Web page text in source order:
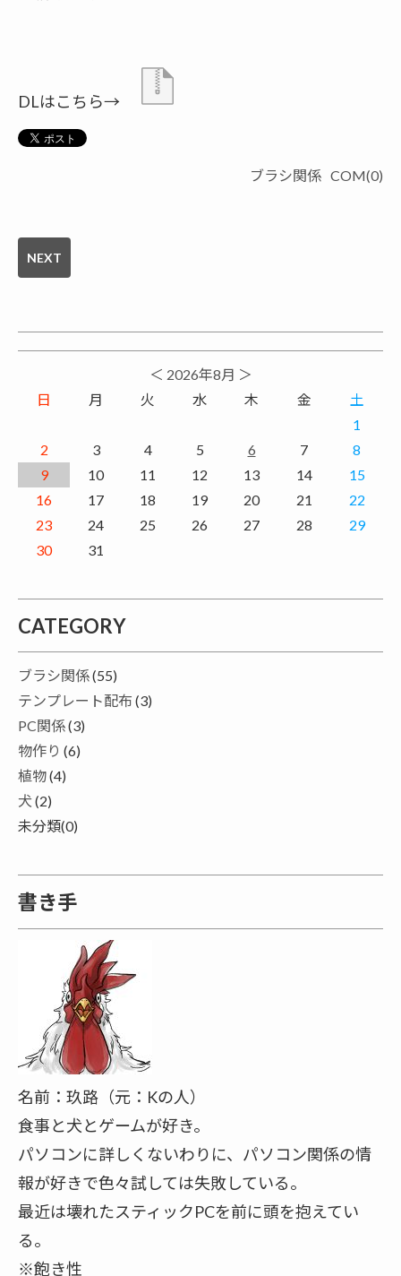
DLはこちら→
ブラシ関係 COM(0)
NEXT
＜ 2026年8月 ＞
日
月 火 水 木 金
土
1
2
3 4 5 6 7
8
9
10 11 12 13 14
15
16
17 18 19 20 21
22
23
24 25 26 27 28
29
30
31
CATEGORY
ブラシ関係(55)
テンプレート配布 (3)
PC関係(3)
物作り (6)
植物(4)
犬(2)
未分類(0)
書き手
名前：玖路（元：Kの人）
食事と犬とゲームが好き。
パソコンに詳しくないわりに、パソコン関係の情
報が好きで色々試しては失敗している。
最近は壊れたスティックPCを前に頭を抱えてい
る。
※飽き性